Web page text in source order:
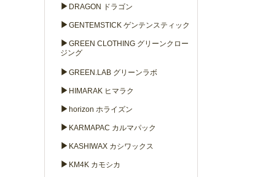
▶ DRAGON ドラゴン
▶ GENTEMSTICK ゲンテンスティック
▶ GREEN CLOTHING グリーンクロー
ジング
▶ GREEN.LAB グリーンラボ
▶ HIMARAK ヒマラク
▶ horizon ホライズン
▶ KARMAPAC カルマパック
▶ KASHIWAX カシワックス
▶ KM4K カモシカ